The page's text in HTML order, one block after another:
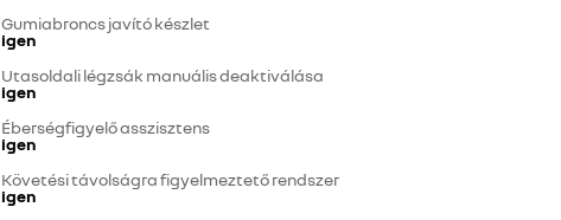
Gumiabroncs javító készlet
igen
Utasoldali légzsák manuális deaktiválása
igen
Éberségfigyelő asszisztens
igen
Követési távolságra figyelmeztető rendszer
igen